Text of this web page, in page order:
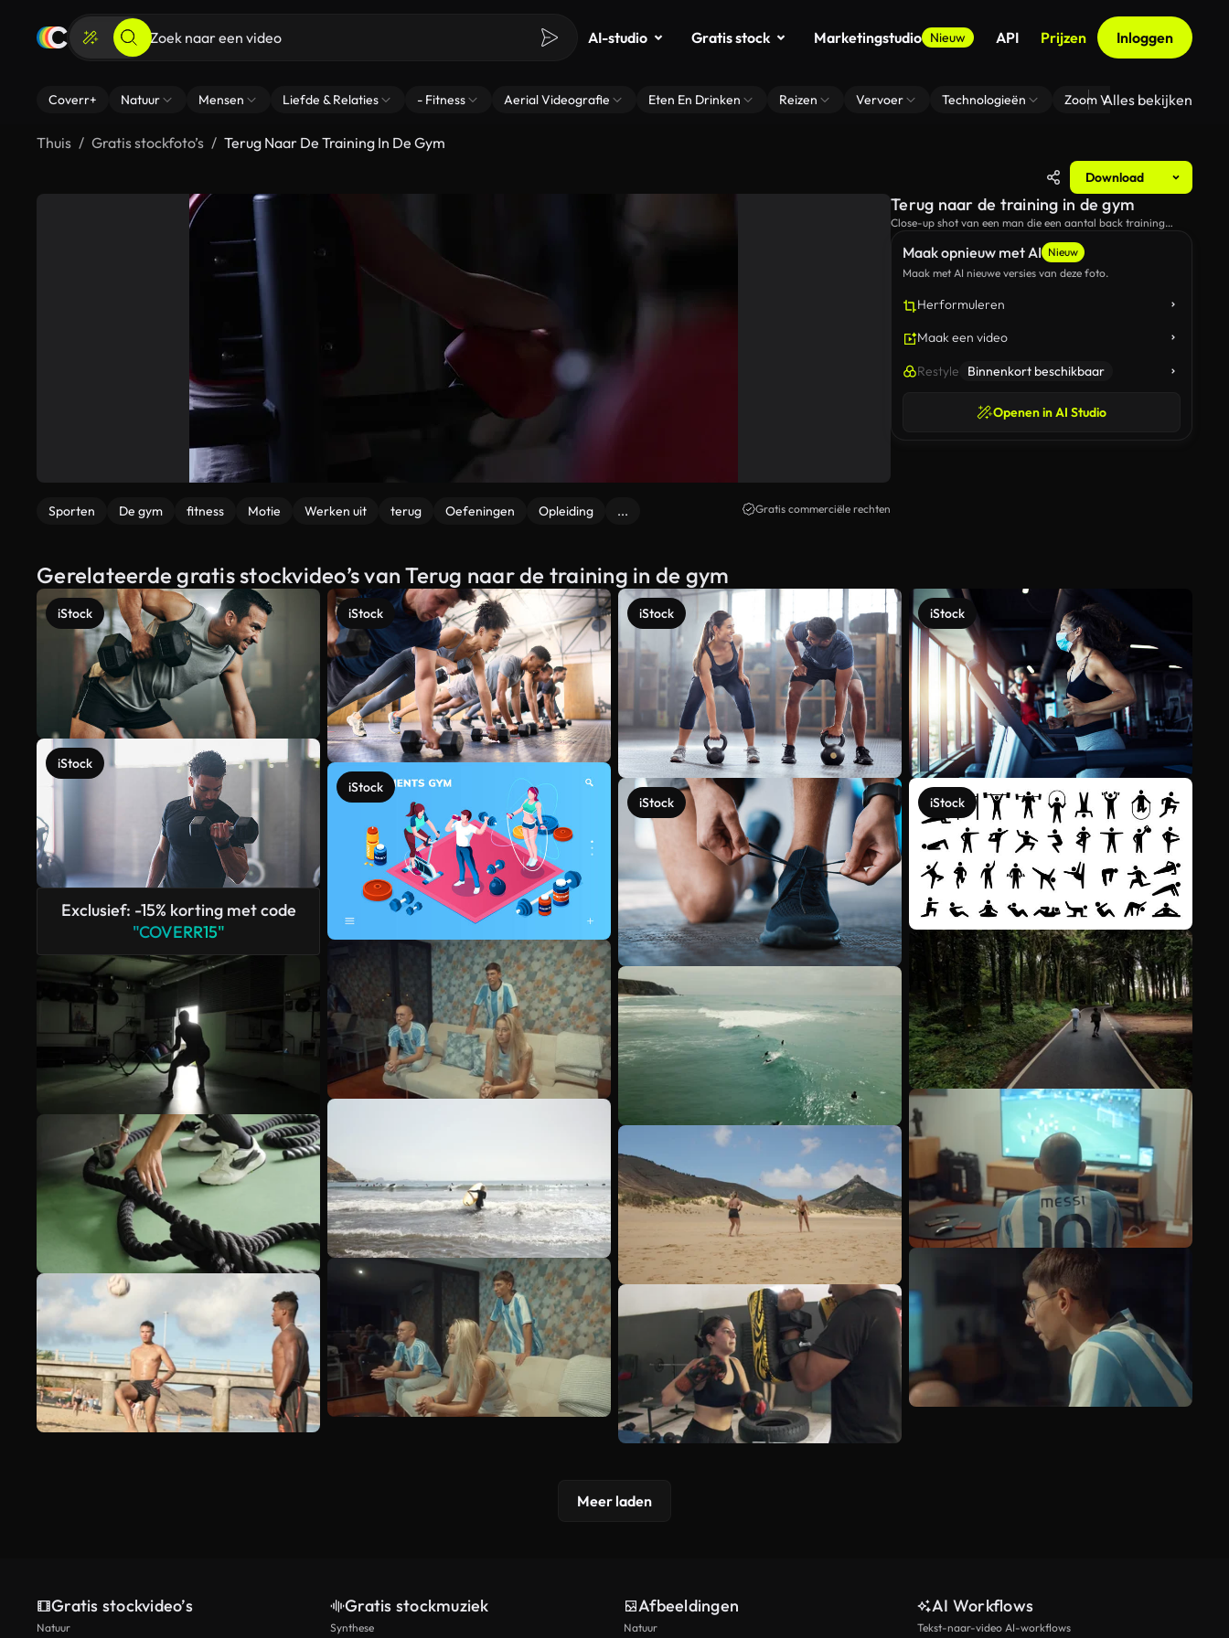
AI-studio Gratis stock Marketingstudio Nieuw API Prijzen Inloggen
Coverr+ Natuur Mensen Liefde & Relaties - Fitness Aerial Videografie Eten En Drinken Reizen Vervoer Technologieën Zoom Virtuele
Alles bekijken
Thuis Gratis stockfoto’s Terug Naar De Training In De Gym
Download
Sporten De gym fitness Motie Werken uit terug Oefeningen Opleiding ... Gratis commerciële rechten
Maak opnieuw met AI Nieuw
Maak met AI nieuwe versies van deze foto.
Herformuleren
Maak een video
Restyle Binnenkort beschikbaar
Openen in AI Studio
Terug naar de training in de gym
Close-up shot van een man die een aantal back training
Gerelateerde gratis stockvideo’s van Terug naar de training in de gym
iStock
iStock
Exclusief: -15% korting met code
"COVERR15"
iStock
iStock
iStock
iStock
iStock
iStock
Meer bekijken
Meer laden
Gratis stockvideo’s
Natuur
Gratis stockmuziek
Synthese
Afbeeldingen
Natuur
AI Workflows
Tekst-naar-video AI-workflows